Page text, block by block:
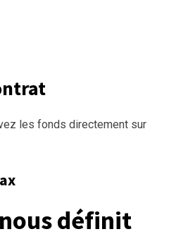
les fonds directement sur
nous définit